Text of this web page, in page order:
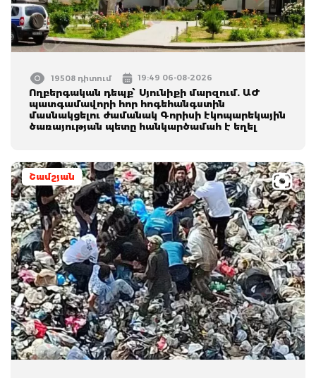
19508 դիտում 19:49 06-08-2026
Ողբերգական դեպք՝ Սյունիքի մարզում. ԱԺ
պատգամավորի հոր հոգեհանգստին
մասնակցելու ժամանակ Գորիսի էկոպարեկային
ծառայության պետը հանկարծամահ է եղել
Շամշյան